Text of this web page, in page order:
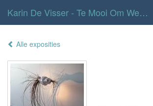
Karin De Visser - Te Mooi Om Weg Te Gooien
Alle exposities